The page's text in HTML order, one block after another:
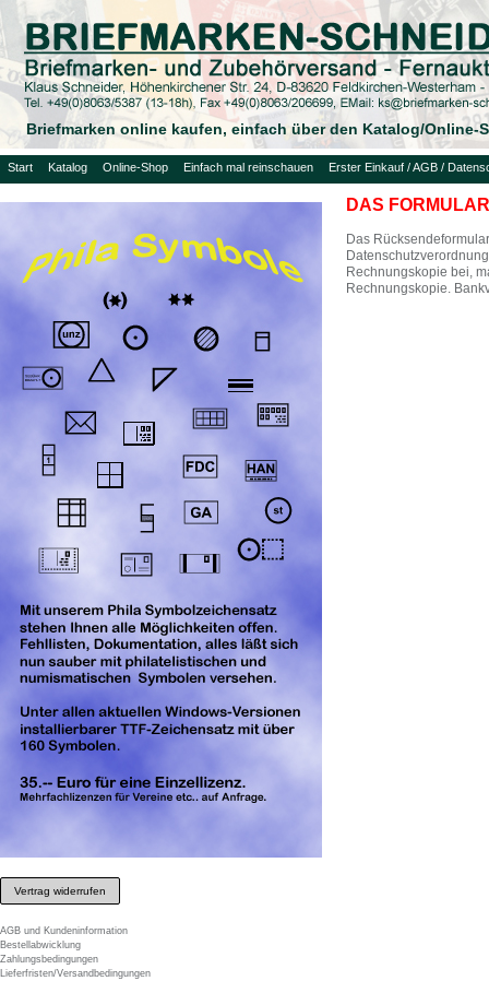
Briefmarken online kaufen, einfach über den Katalog/Online-
Start Katalog Online-Shop Einfach mal reinschauen Erster Einkauf / AGB /
Vertrag widerrufen
AGB und Kundeninformation
Bestellabwicklung
Zahlungsbedingungen
Lieferfristen/Versandbedingungen
DAS
Das
Rechnungskopie bei,
Rechnungskopie.